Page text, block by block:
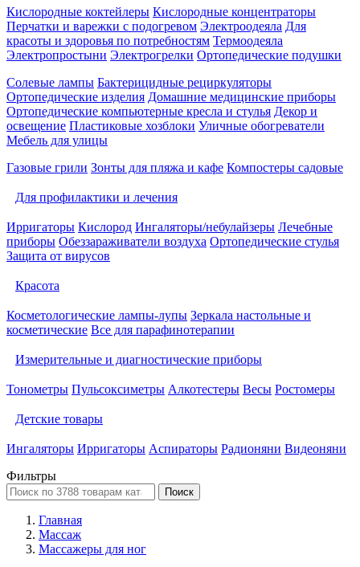
Кислородные коктейлеры Кислородные концентраторы
Перчатки и варежки с подогревом Электроодеяла Для
красоты и здоровья по потребностям Термоодеяла
Электропростыни Электрогрелки Ортопедические подушки
Солевые лампы Бактерицидные рециркуляторы
Ортопедические изделия Домашние медицинские приборы
Ортопедические компьютерные кресла и стулья Декор и
освещение Пластиковые хозблоки Уличные обогреватели
Мебель для улицы
Газовые грили Зонты для пляжа и кафе Компостеры садовые
Для профилактики и лечения
Ирригаторы Кислород Ингаляторы/небулайзеры Лечебные
приборы Обеззараживатели воздуха Ортопедические стулья
Защита от вирусов
Красота
Косметологические лампы-лупы Зеркала настольные и
косметические Все для парафинотерапии
Измерительные и диагностические приборы
Тонометры Пульсоксиметры Алкотестеры Весы Ростомеры
Детские товары
Ингаляторы Ирригаторы Аспираторы Радионяни Видеоняни
Фильтры
Поиск
Главная
Массаж
Массажеры для ног